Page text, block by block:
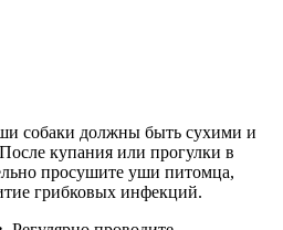
собаки должны быть сухими и
купания или прогулки в
просушите уши питомца,
грибковых инфекций.